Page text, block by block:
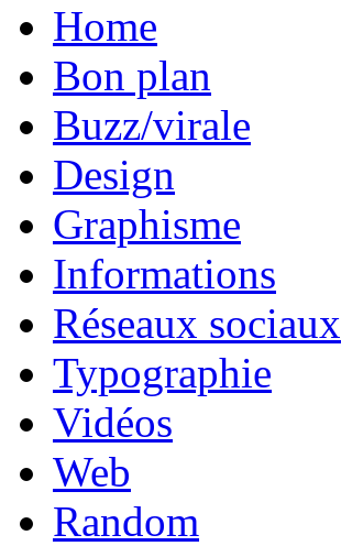
Home
Bon plan
Buzz/virale
Design
Graphisme
Informations
Réseaux sociaux
Typographie
Vidéos
Web
Random